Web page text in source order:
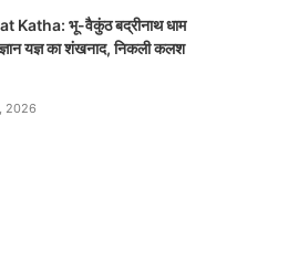
Katha: भू-वैकुंठ बद्रीनाथ धाम
यज्ञ का शंखनाद, निकली कलश
2026